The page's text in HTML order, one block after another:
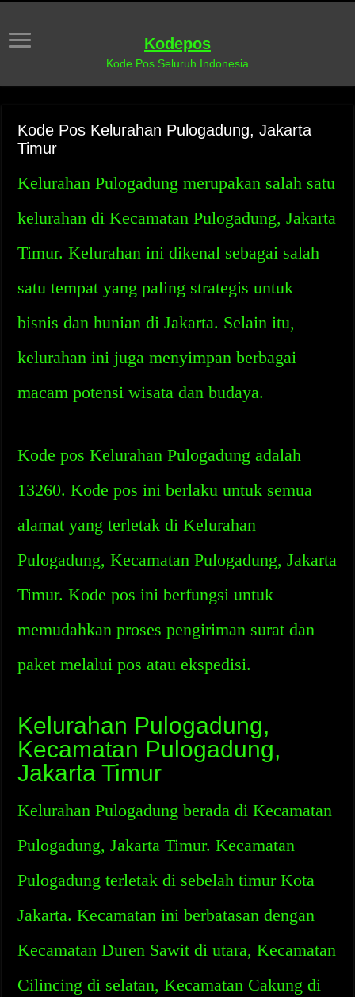
Kodepos
Kode Pos Seluruh Indonesia
Kode Pos Kelurahan Pulogadung, Jakarta
Timur
Kelurahan Pulogadung merupakan salah satu
kelurahan di Kecamatan Pulogadung, Jakarta
Timur. Kelurahan ini dikenal sebagai salah
satu tempat yang paling strategis untuk
bisnis dan hunian di Jakarta. Selain itu,
kelurahan ini juga menyimpan berbagai
macam potensi wisata dan budaya.
Kode pos Kelurahan Pulogadung adalah
13260. Kode pos ini berlaku untuk semua
alamat yang terletak di Kelurahan
Pulogadung, Kecamatan Pulogadung, Jakarta
Timur. Kode pos ini berfungsi untuk
memudahkan proses pengiriman surat dan
paket melalui pos atau ekspedisi.
Kelurahan Pulogadung,
Kecamatan Pulogadung,
Jakarta Timur
Kelurahan Pulogadung berada di Kecamatan
Pulogadung, Jakarta Timur. Kecamatan
Pulogadung terletak di sebelah timur Kota
Jakarta. Kecamatan ini berbatasan dengan
Kecamatan Duren Sawit di utara, Kecamatan
Cilincing di selatan, Kecamatan Cakung di